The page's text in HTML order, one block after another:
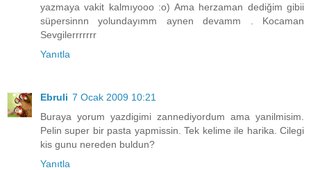
yazmaya vakit kalmıyooo :o) Ama herzaman dediğim gibii
süpersinnn yolundayımm aynen devamm . Kocaman
Sevgilerrrrrrr
Yanıtla
Ebruli 7 Ocak 2009 10:21
Buraya yorum yazdigimi zannediyordum ama yanilmisim.
Pelin super bir pasta yapmissin. Tek kelime ile harika. Cilegi
kis gunu nereden buldun?
Yanıtla